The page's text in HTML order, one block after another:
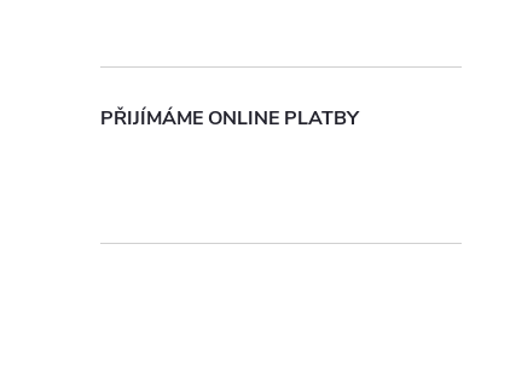
e
PŘIJÍMÁME ONLINE PLATBY